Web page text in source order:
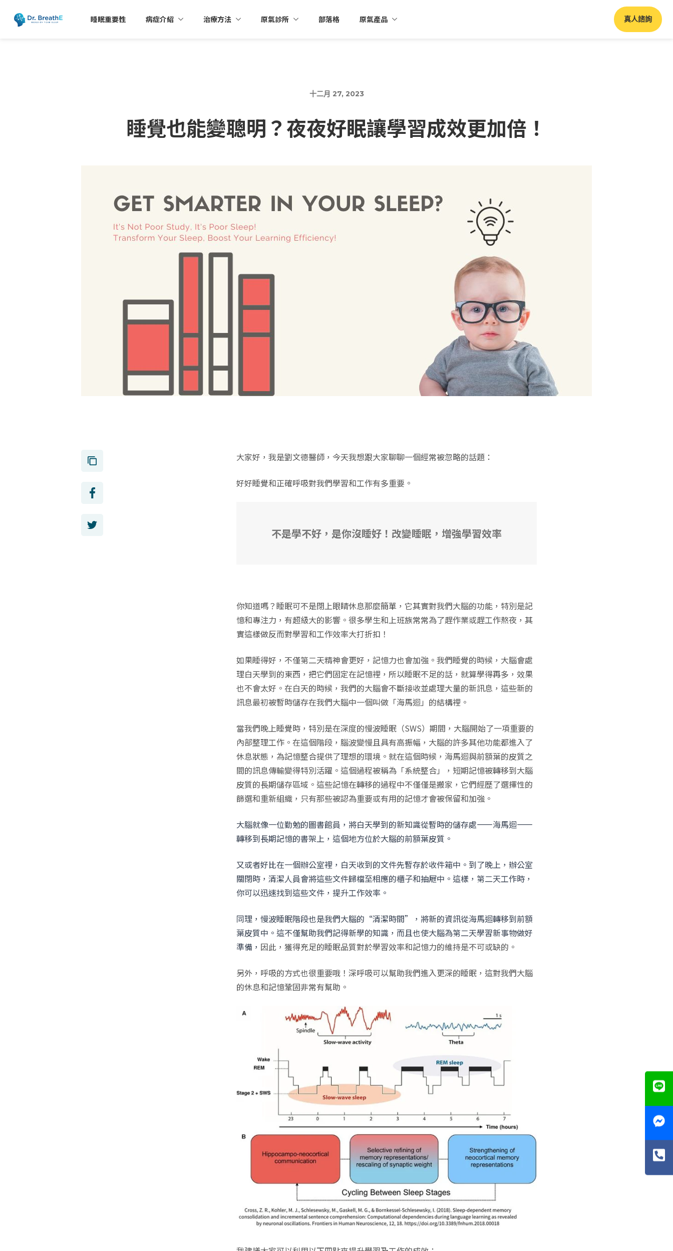
睡眠重要性 病症介紹 治療方法 原氣診所 部落格 原氣產品 真人諮詢
十二月 27, 2023
睡覺也能變聰明？夜夜好眠讓學習成效更加倍！
大家好，我是劉文德醫師，今天我想跟大家聊聊一個經常被忽略的話題：
好好睡覺和正確呼吸對我們學習和工作有多重要。
不是學不好，是你沒睡好！改變睡眠，增強學習效率
你知道嗎？睡眠可不是閉上眼睛休息那麼簡單，它其實對我們大腦的功能，特別是記
憶和專注力，有超級大的影響。很多學生和上班族常常為了趕作業或趕工作熬夜，其
實這樣做反而對學習和工作效率大打折扣！
如果睡得好，不僅第二天精神會更好，記憶力也會加強。我們睡覺的時候，大腦會處
理白天學到的東西，把它們固定在記憶裡，所以睡眠不足的話，就算學得再多，效果
也不會太好。在白天的時候，我們的大腦會不斷接收並處理大量的新訊息，這些新的
訊息最初被暫時儲存在我們大腦中一個叫做「海馬迴」的結構裡。
當我們晚上睡覺時，特別是在深度的慢波睡眠（SWS）期間，大腦開始了一項重要的
內部整理工作。在這個階段，腦波變慢且具有高振幅，大腦的許多其他功能都進入了
休息狀態，為記憶整合提供了理想的環境。就在這個時候，海馬迴與前額葉的皮質之
間的訊息傳輸變得特別活躍。這個過程被稱為「系統整合」，短期記憶被轉移到大腦
皮質的長期儲存區域。這些記憶在轉移的過程中不僅僅是搬家，它們經歷了選擇性的
篩選和重新組織，只有那些被認為重要或有用的記憶才會被保留和加強。
大腦就像一位勤勉的圖書館員，將白天學到的新知識從暫時的儲存處——海馬迴——
轉移到長期記憶的書架上，這個地方位於大腦的前額葉皮質。
又或者好比在一個辦公室裡，白天收到的文件先暫存於收件箱中。到了晚上，辦公室
關閉時，清潔人員會將這些文件歸檔至相應的櫃子和抽屜中。這樣，第二天工作時，
你可以迅速找到這些文件，提升工作效率。
同理，慢波睡眠階段也是我們大腦的“清潔時間”，將新的資訊從海馬迴轉移到前額
葉皮質中。這不僅幫助我們記得新學的知識，而且也使大腦為第二天學習新事物做好
準備， 因此，獲得充足的睡眠品質對於學習效率和記憶力的維持是不可或缺的。
另外，呼吸的方式也很重要哦！深呼吸可以幫助我們進入更深的睡眠，這對我們大腦
的休息和記憶鞏固非常有幫助。